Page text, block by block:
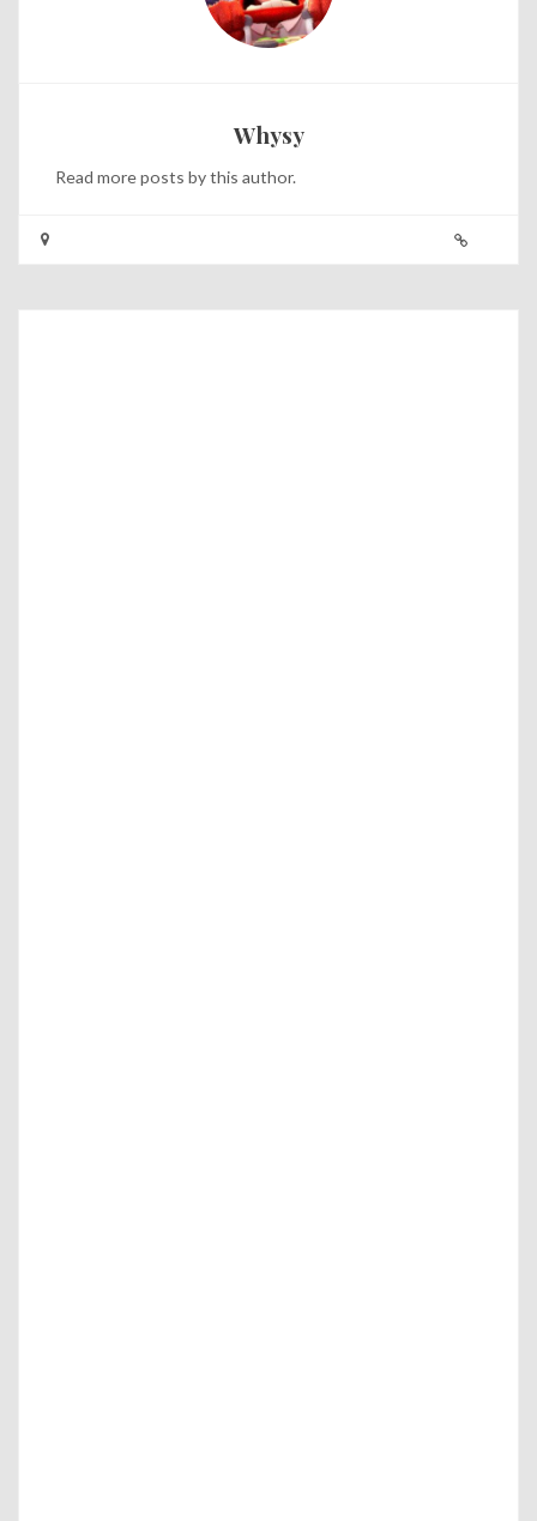
Whysy
Read more posts by this author.